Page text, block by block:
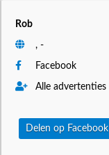
Rob
, -
Facebook
Alle advertenties
Delen op Facebook